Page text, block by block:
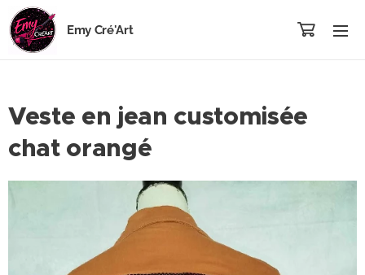
Emy Cré'Art
Veste en jean customisée
chat orangé